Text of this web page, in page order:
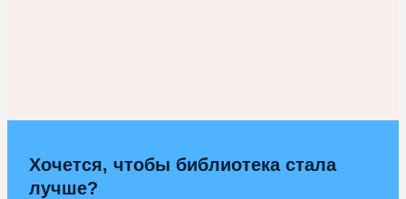
Хочется, чтобы библиотека стала
лучше?